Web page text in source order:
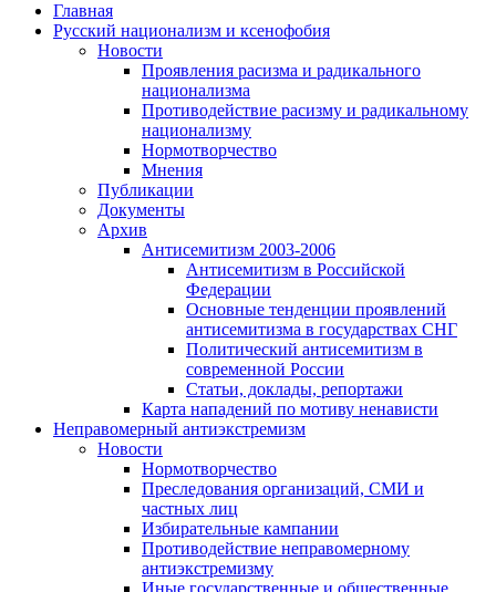
Главная
Русский национализм и ксенофобия
Новости
Проявления расизма и радикального
национализма
Противодействие расизму и радикальному
национализму
Нормотворчество
Мнения
Публикации
Документы
Архив
Антисемитизм 2003-2006
Антисемитизм в Российской
Федерации
Основные тенденции проявлений
антисемитизма в государствах СНГ
Политический антисемитизм в
современной России
Статьи, доклады, репортажи
Карта нападений по мотиву ненависти
Неправомерный антиэкстремизм
Новости
Нормотворчество
Преследования организаций, СМИ и
частных лиц
Избирательные кампании
Противодействие неправомерному
антиэкстремизму